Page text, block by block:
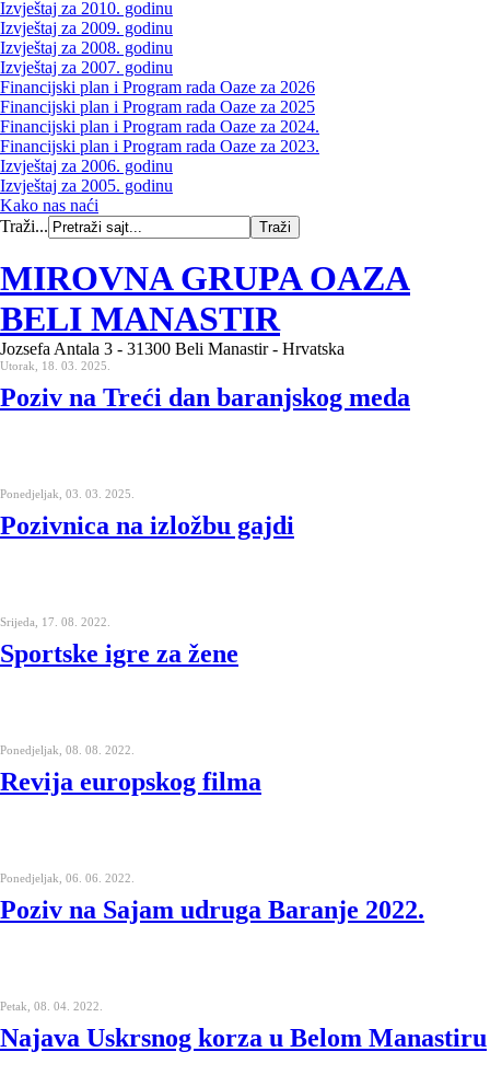
Izvještaj za 2010. godinu
Izvještaj za 2009. godinu
Izvještaj za 2008. godinu
Izvještaj za 2007. godinu
Financijski plan i Program rada Oaze za 2026
Financijski plan i Program rada Oaze za 2025
Financijski plan i Program rada Oaze za 2024.
Financijski plan i Program rada Oaze za 2023.
Izvještaj za 2006. godinu
Izvještaj za 2005. godinu
Kako nas naći
Traži...
MIROVNA GRUPA OAZA
BELI MANASTIR
Jozsefa Antala 3 - 31300 Beli Manastir - Hrvatska
Utorak, 18. 03. 2025.
Poziv na Treći dan baranjskog meda
Ponedjeljak, 03. 03. 2025.
Pozivnica na izložbu gajdi
Srijeda, 17. 08. 2022.
Sportske igre za žene
Ponedjeljak, 08. 08. 2022.
Revija europskog filma
Ponedjeljak, 06. 06. 2022.
Poziv na Sajam udruga Baranje 2022.
Petak, 08. 04. 2022.
Najava Uskrsnog korza u Belom Manastiru